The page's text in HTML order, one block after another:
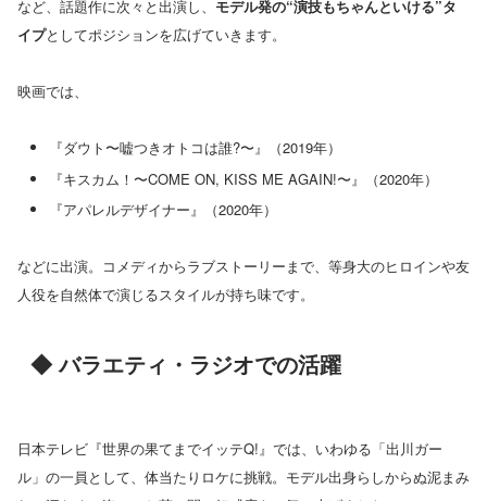
など、話題作に次々と出演し、 モデル発の“演技もちゃんといける”タ
イプとしてポジションを広げていきます。
映画では、
『ダウト〜嘘つきオトコは誰?〜』（2019年）
『キスカム！〜COME ON, KISS ME AGAIN!〜』（2020年）
『アパレルデザイナー』（2020年）
などに出演。コメディからラブストーリーまで、等身大のヒロインや友
人役を自然体で演じるスタイルが持ち味です。
◆ バラエティ・ラジオでの活躍
日本テレビ『世界の果てまでイッテQ!』では、いわゆる「出川ガー
ル」の一員として、体当たりロケに挑戦。モデル出身らしからぬ泥まみ